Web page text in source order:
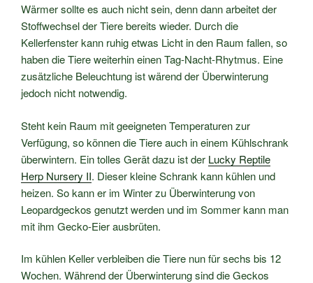
Wärmer sollte es auch nicht sein, denn dann arbeitet der
Stoffwechsel der Tiere bereits wieder. Durch die
Kellerfenster kann ruhig etwas Licht in den Raum fallen, so
haben die Tiere weiterhin einen Tag-Nacht-Rhytmus. Eine
zusätzliche Beleuchtung ist wärend der Überwinterung
jedoch nicht notwendig.
Steht kein Raum mit geeigneten Temperaturen zur
Verfügung, so können die Tiere auch in einem Kühlschrank
überwintern. Ein tolles Gerät dazu ist der Lucky Reptile
Herp Nursery II. Dieser kleine Schrank kann kühlen und
heizen. So kann er im Winter zu Überwinterung von
Leopardgeckos genutzt werden und im Sommer kann man
mit ihm Gecko-Eier ausbrüten.
Im kühlen Keller verbleiben die Tiere nun für sechs bis 12
Wochen. Während der Überwinterung sind die Geckos